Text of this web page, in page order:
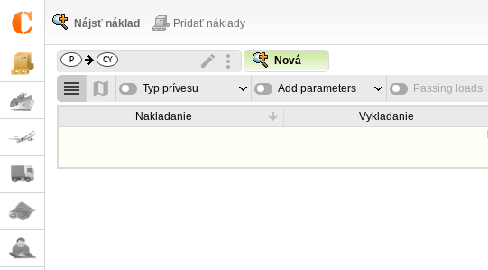
Nájsť náklad Pridať náklady
Nová
Typ prívesu Add parameters Passing loads
Nakladanie Vykladanie